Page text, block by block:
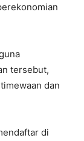
tersebut,
dan
di